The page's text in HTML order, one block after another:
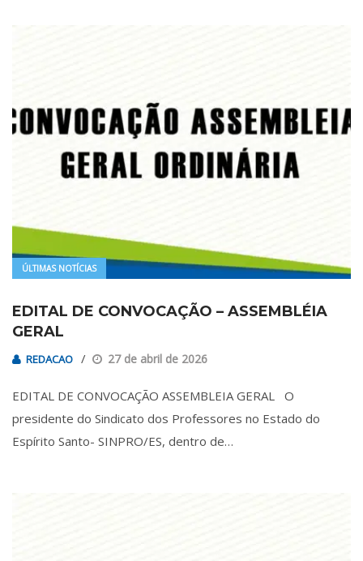
ÚLTIMAS NOTÍCIAS
EDITAL DE CONVOCAÇÃO – ASSEMBLÉIA
GERAL
REDACAO 27 de abril de 2026
EDITAL DE CONVOCAÇÃO ASSEMBLEIA GERAL O
presidente do Sindicato dos Professores no Estado do
Espírito Santo- SINPRO/ES, dentro de…